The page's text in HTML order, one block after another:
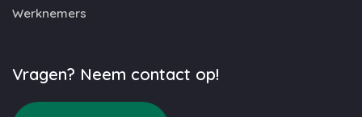
Werknemers
Vragen? Neem contact op!